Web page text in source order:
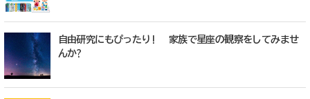
自由研究にもぴったり! 家族で星座の観察をしてみませ
んか?